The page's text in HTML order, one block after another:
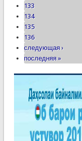
133
134
135
136
следующая ›
последняя »